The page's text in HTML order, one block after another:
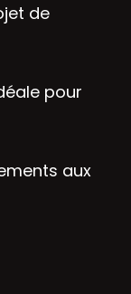
de
pour
aux